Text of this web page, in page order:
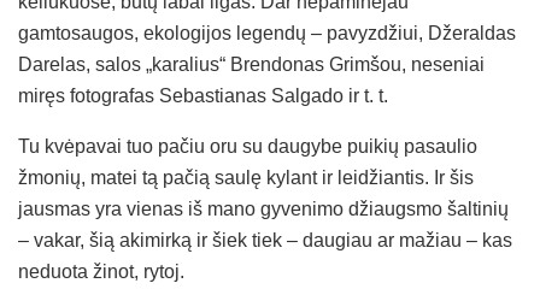
gamtosaugos, ekologijos legendų – pavyzdžiui, Džeraldas
Darelas, salos „karalius“ Brendonas Grimšou, neseniai
miręs fotografas Sebastianas Salgado ir t. t.
Tu kvėpavai tuo pačiu oru su daugybe puikių pasaulio
žmonių, matei tą pačią saulę kylant ir leidžiantis. Ir šis
jausmas yra vienas iš mano gyvenimo džiaugsmo šaltinių
– vakar, šią akimirką ir šiek tiek – daugiau ar mažiau – kas
neduota žinot, rytoj.